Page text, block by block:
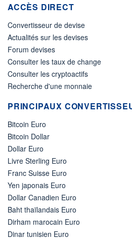
ACCÈS DIRECT
Convertisseur de devise
Actualités sur les devises
Forum devises
Consulter les taux de change
Consulter les cryptoactifs
Recherche d'une monnaie
PRINCIPAUX
Bitcoin Euro
Bitcoin Dollar
Dollar Euro
Livre Sterling Euro
Franc Suisse Euro
Yen japonais Euro
Dollar Canadien Euro
Baht thaïlandais Euro
Dirham marocain Euro
Dinar tunisien Euro